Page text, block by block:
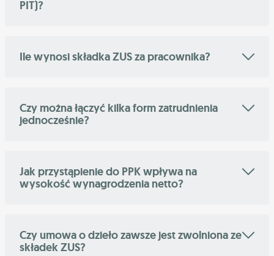
PIT)?
Ile wynosi składka ZUS za pracownika?
Czy można łączyć kilka form zatrudnienia
jednocześnie?
Jak przystąpienie do PPK wpływa na
wysokość wynagrodzenia netto?
Czy umowa o dzieło zawsze jest zwolniona ze
składek ZUS?